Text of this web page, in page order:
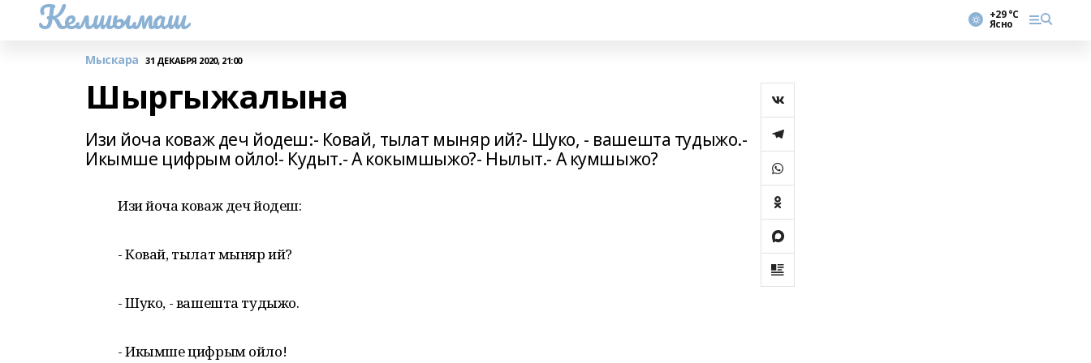
Келшымаш +29 °С
Ясно
Мыскара 31 ДЕКАБРЯ 2020, 21:00
Шыргыжалына
Изи йоча коваж деч йодеш:- Ковай, тылат мыняр ий?- Шуко, - вашешта тудыжо.-
Икымше цифрым ойло!- Кудыт.- А кокымшыжо?- Нылыт.- А кумшыжо?
Изи йоча коваж деч йодеш:
- Ковай, тылат мыняр ий?
- Шуко, - вашешта тудыжо.
- Икымше цифрым ойло!